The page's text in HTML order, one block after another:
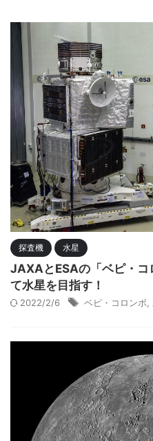
探査機 水星
JAXAとESAの「ベピ・コ
て水星を目指す！
2022/2/6 ベピ・コロンボ